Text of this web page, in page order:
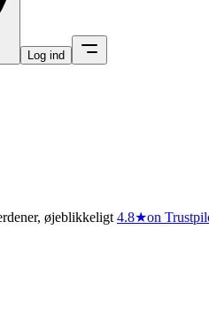
Log ind
øjeblikkeligt 4.8★on